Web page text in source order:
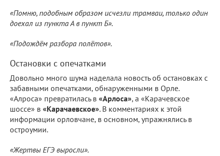
«Помню, подобным образом исчезли трамваи, только один
доехал из пункта А в пункт Б».
«Подождём разбора полётов».
Остановки с опечатками
Довольно много шума наделала новость об остановках с
забавными опечатками, обнаруженными в Орле.
«Алроса» превратилась в «Арлоса», а «Карачевское
шоссе» в «Карачаевское». В комментариях к этой
информации орловчане, в основном, упражнялись в
остроумии.
«Жертвы ЕГЭ выросли».